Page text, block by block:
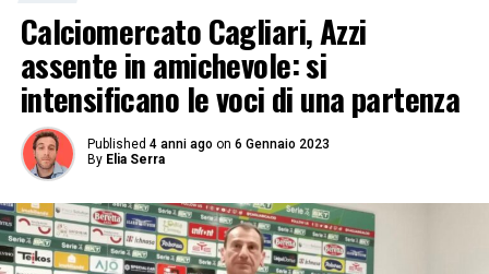
Calciomercato Cagliari, Azzi
assente in amichevole: si
intensificano le voci di una partenza
Published 4 anni ago on 6 Gennaio 2023
By Elia Serra